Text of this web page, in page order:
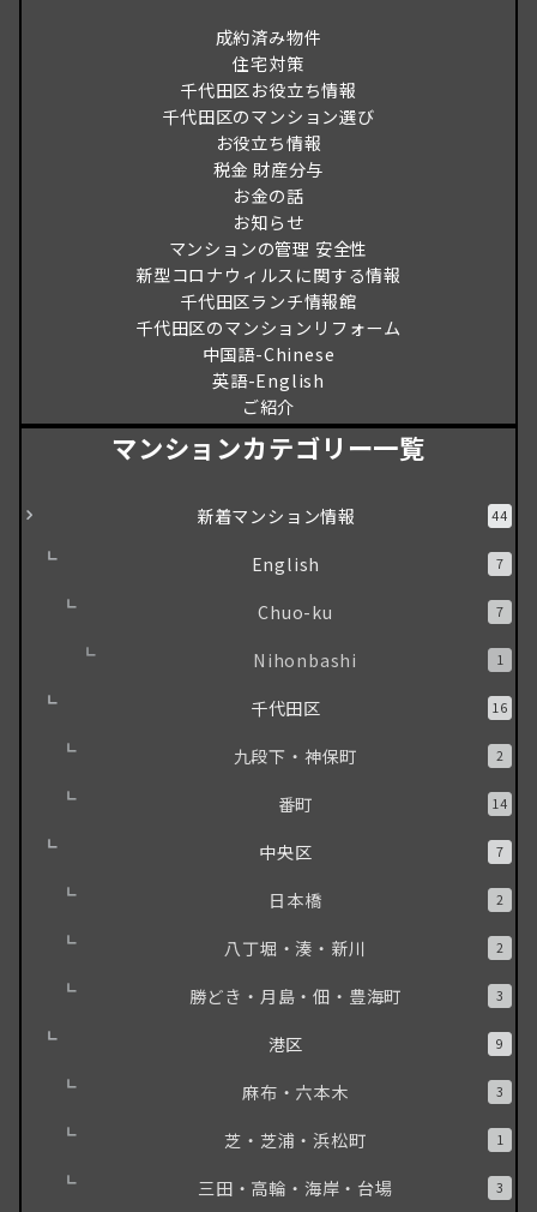
成約済み物件
住宅対策
千代田区お役立ち情報
千代田区のマンション選び
お役立ち情報
税金 財産分与
お金の話
お知らせ
マンションの管理 安全性
新型コロナウィルスに関する情報
千代田区ランチ情報館
千代田区のマンションリフォーム
中国語-Chinese
英語-English
ご紹介
マンションカテゴリー一覧
新着マンション情報 44
English 7
Chuo-ku 7
Nihonbashi 1
千代田区 16
九段下・神保町 2
番町 14
中央区 7
日本橋 2
八丁堀・湊・新川 2
勝どき・月島・佃・豊海町 3
港区 9
麻布・六本木 3
芝・芝浦・浜松町 1
三田・高輪・海岸・台場 3